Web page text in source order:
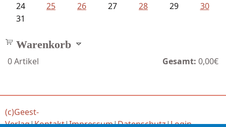
24
25 26 27 28 29
30
31
Warenkorb
0Artikel Gesamt: 0,00€
(c)Geest-
Verlag|Kontakt|Impressum|Datenschutz|Login